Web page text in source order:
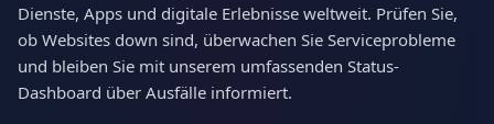
Dienste, Apps und digitale Erlebnisse weltweit. Prüfen Sie,
ob Websites down sind, überwachen Sie Serviceprobleme
und bleiben Sie mit unserem umfassenden Status-
Dashboard über Ausfälle informiert.